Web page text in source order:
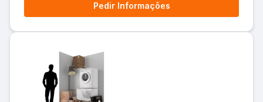
Pedir Informações